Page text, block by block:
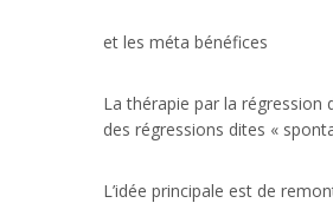
et les méta bénéfices
La thérapie par la régression
des régressions dites «
L’idée principale est de